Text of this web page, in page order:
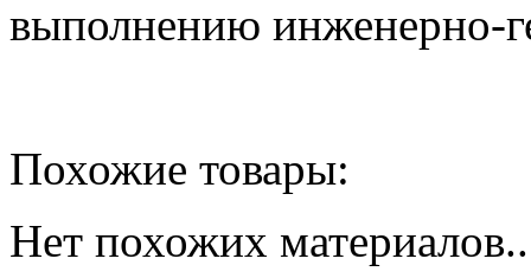
выполнению инженерно-
Похожие товары:
Нет похожих